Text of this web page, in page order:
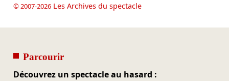
© 2007-2026Les Archives du spectacle
Parcourir
Découvrez un spectacle au hasard :